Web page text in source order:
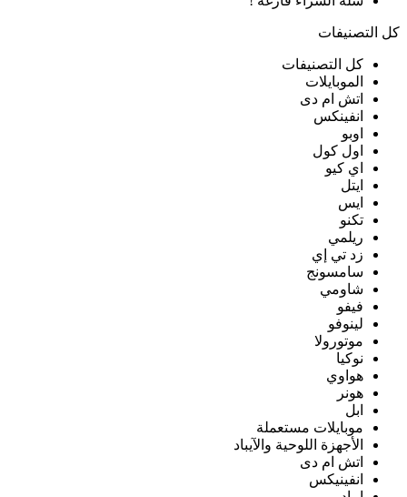
كل التصنيفات
كل التصنيفات
الموبايلات
اتش ام دى
انفينكس
اوبو
اول كول
اي كيو
ايتل
ايس
تكنو
ريلمي
زد تي إي
سامسونج
شاومي
فيفو
لينوفو
موتورولا
نوكيا
هواوي
هونر
ابل
موبايلات مستعملة
الأجهزة اللوحية والآيباد
اتش ام دى
انفينيكس